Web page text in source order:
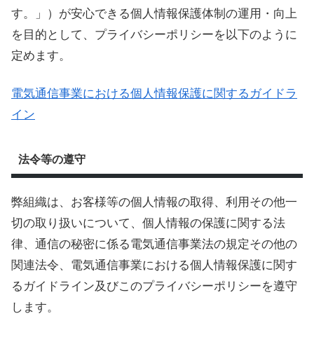
す。」）が安心できる個人情報保護体制の運用・向上
を目的として、プライバシーポリシーを以下のように
定めます。
電気通信事業における個人情報保護に関するガイドラ
イン
法令等の遵守
弊組織は、お客様等の個人情報の取得、利用その他一
切の取り扱いについて、個人情報の保護に関する法
律、通信の秘密に係る電気通信事業法の規定その他の
関連法令、電気通信事業における個人情報保護に関す
るガイドライン及びこのプライバシーポリシーを遵守
します。